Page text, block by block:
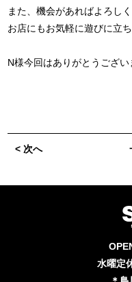
また、機会があればよろし
お店にもお気軽に遊びに立
N様今回はありがとうござい
< 次へ
水曜定